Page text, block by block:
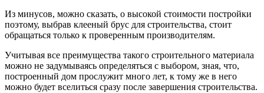
Из минусов, можно сказать, о высокой стоимости постройки
поэтому, выбрав клееный брус для строительства, стоит
обращаться только к проверенным производителям.
Учитывая все преимущества такого строительного материала
можно не задумываясь определяться с выбором, зная, что,
построенный дом прослужит много лет, к тому же в него
можно будет вселиться сразу после завершения строительства.